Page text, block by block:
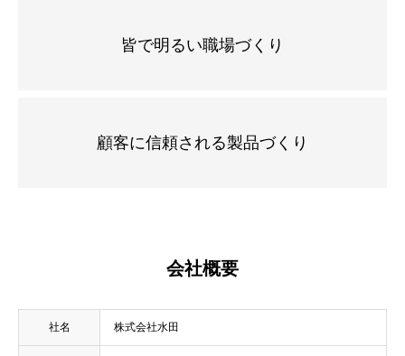
皆で明るい職場づくり
顧客に信頼される製品づくり
会社概要
社名 株式会社水田